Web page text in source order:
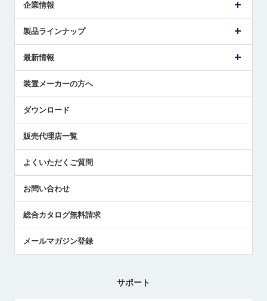
企業情報
ごあいさつ
受賞履歴
採用情報
国/地域/言語
製品ラインナップ
ツールセッタ製品
エアマイクロセンサ製品
最新情報
メトロールの技術
社員ブログ
中小企業のBCP地震対策
センサのテクニカルガイド
社長ブログ
装置メーカーの方へ
ダウンロード
販売代理店一覧
よくいただくご質問
お問い合わせ
総合カタログ無料請求
メールマガジン登録
サポート